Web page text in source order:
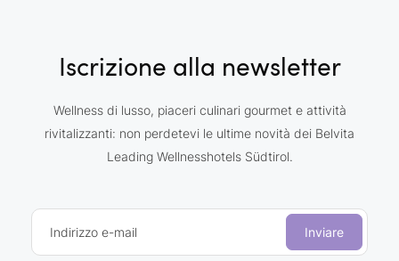
Iscrizione alla newsletter
Wellness di lusso, piaceri culinari gourmet e attività
rivitalizzanti: non perdetevi le ultime novità dei Belvita
Leading Wellnesshotels Südtirol.
Indirizzo e-mail Inviare